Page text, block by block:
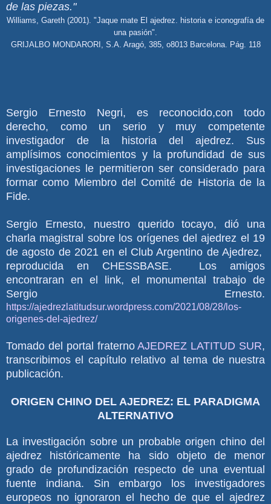
de las piezas."
Williams, Gareth (2001). "Jaque mate El ajedrez. historia e iconografía de
una pasión".
GRIJALBO MONDARORI, S.A. Aragó, 385, o8013 Barcelona. Pág. 118
Sergio Ernesto Negri, es reconocido,con todo
derecho, como un serio y muy competente
investigador de la historia del ajedrez. Sus
amplísimos conocimientos y la profundidad de sus
investigaciones le permitieron ser considerado para
formar como Miembro del Comité de Historia de la
Fide.
Sergio Ernesto, nuestro querido tocayo, dió una
charla magistral sobre los orígenes del ajedrez el 19
de agosto de 2021 en el Club Argentino de Ajedrez,
reproducida en CHESSBASE. Los amigos
encontraran en el link, el monumental trabajo de
Sergio Ernesto.
https://ajedrezlatitudsur.wordpress.com/2021/08/28/los-
origenes-del-ajedrez/
Tomado del portal fraternoAJEDREZ LATITUD SUR,
transcribimos el capítulo relativo al tema de nuestra
publicación.
ORIGEN CHINO DEL AJEDREZ: EL PARADIGMA
ALTERNATIVO
La investigación sobre un probable origen chino del
ajedrez históricamente ha sido objeto de menor
grado de profundización respecto de una eventual
fuente indiana. Sin embargo los investigadores
europeos no ignoraron el hecho de que el ajedrez